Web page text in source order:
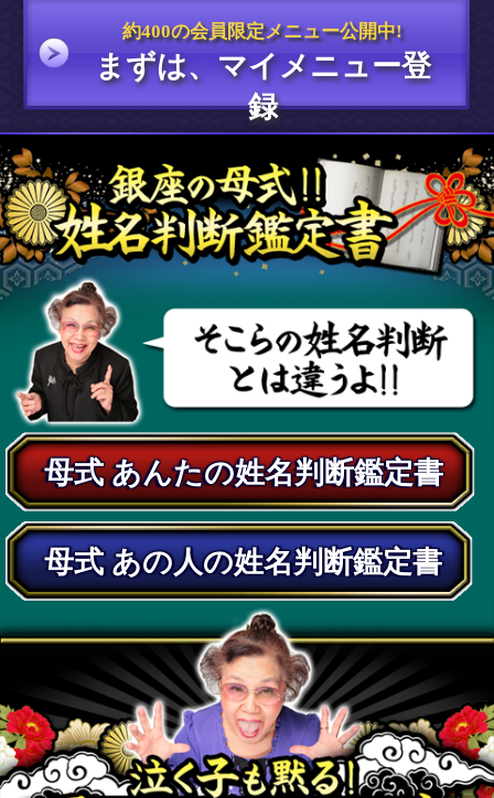
女ってもんは、結婚で名
字が変わると運気がガラ
彼と結婚した自分を妄想する!
恋愛 結婚
基本 仕事 SEX
あの人リストの中からあ
んたに相性がピッタリな
人を教えるよ
恋人にするなら…
○○○○さんだよ!!
結婚するなら…
○○○○さんだよ!!